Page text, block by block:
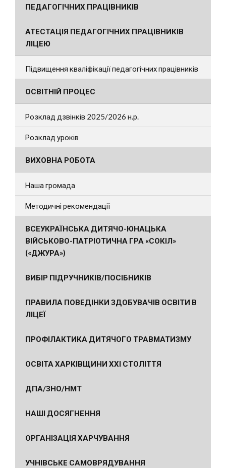
ПЕДАГОГІЧНИХ ПРАЦІВНИКІВ
АТЕСТАЦІЯ ПЕДАГОГІЧНИХ ПРАЦІВНИКІВ
ЛІЦЕЮ
Підвищення кваліфікації педагогічних працівників
ОСВІТНІЙ ПРОЦЕС
Розклад дзвінків 2025/2026 н.р.
Розклад уроків
ВИХОВНА РОБОТА
Наша громада
Методичні рекомендації
ВСЕУКРАЇНСЬКА ДИТЯЧО-ЮНАЦЬКА
ВІЙСЬКОВО-ПАТРІОТИЧНА ГРА «СОКІЛ»
(«ДЖУРА»)
ВИБІР ПІДРУЧНИКІВ/ПОСІБНИКІВ
ПРАВИЛА ПОВЕДІНКИ ЗДОБУВАЧІВ ОСВІТИ В
ЛІЦЕЇ
ПРОФІЛАКТИКА ДИТЯЧОГО ТРАВМАТИЗМУ
ОСВІТА ХАРКІВЩИНИ ХХІ СТОЛІТТЯ
ДПА/ЗНО/НМТ
НАШІ ДОСЯГНЕННЯ
ОРГАНІЗАЦІЯ ХАРЧУВАННЯ
УЧНІВСЬКЕ САМОВРЯДУВАННЯ